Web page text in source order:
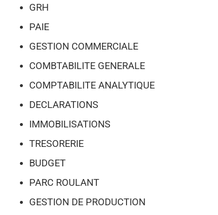
GRH
PAIE
GESTION COMMERCIALE
COMBTABILITE GENERALE
COMPTABILITE ANALYTIQUE
DECLARATIONS
IMMOBILISATIONS
TRESORERIE
BUDGET
PARC ROULANT
GESTION DE PRODUCTION